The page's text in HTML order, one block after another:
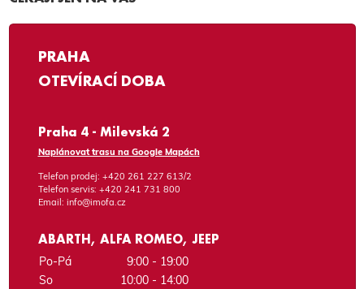
PRAHA
OTEVÍRACÍ DOBA
Praha 4 - Milevská 2
Naplánovat trasu na Google Mapách
Telefon prodej: +420 261 227 613/2
Telefon servis: +420 241 731 800
Email: info@imofa.cz
ABARTH, ALFA ROMEO, JEEP
Po-Pá
9:00 - 19:00
So
10:00 - 14:00